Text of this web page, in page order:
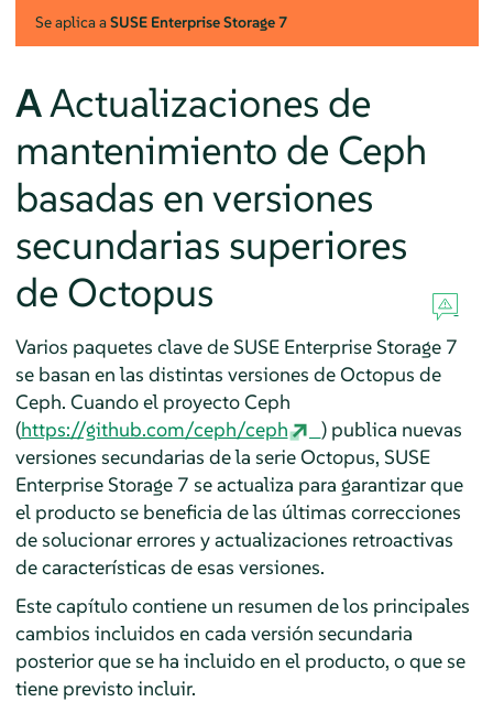
Se aplica aSUSE Enterprise Storage7
AActualizaciones de
mantenimiento de Ceph
basadas en versiones
secundarias superiores
de Octopus
Varios paquetes clave de SUSE Enterprise Storage 7
se basan en las distintas versiones de Octopus de
Ceph. Cuando el proyecto Ceph
(https://github.com/ceph/ceph
) publica nuevas
versiones secundarias de la serie Octopus, SUSE
Enterprise Storage 7 se actualiza para garantizar que
el producto se beneficia de las últimas correcciones
de solucionar errores y actualizaciones retroactivas
de características de esas versiones.
Este capítulo contiene un resumen de los principales
cambios incluidos en cada versión secundaria
posterior que se ha incluido en el producto, o que se
tiene previsto incluir.